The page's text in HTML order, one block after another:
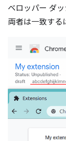
ベロッパー ダッ
両者は一致する